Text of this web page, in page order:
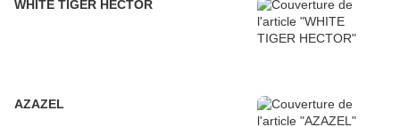
WHITE TIGER HECTOR
AZAZEL